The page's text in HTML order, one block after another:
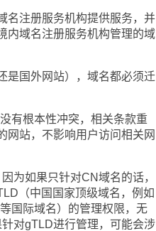
注册服务机构提供服务，并
内域名注册服务机构管理的域
国外网站），域名都必须迁
有根本性冲突，相关条款重
网站，不影响用户访问相关网
如果只针对CN域名的话，
（中国国家顶级域名，例如
国际域名）的管理权限，无
对gTLD进行管理，可能会涉